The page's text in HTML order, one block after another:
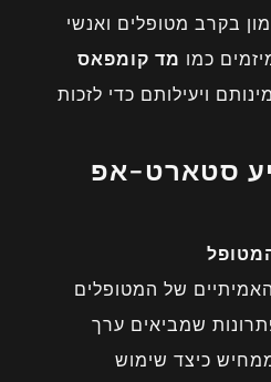
בקרב מטופלים ואנשי
כמו מד קומפאס
ויעילותם כדי לזכות
סטארט-אפ
של המטופלים
שמביאים ערך
כיצד שימוש